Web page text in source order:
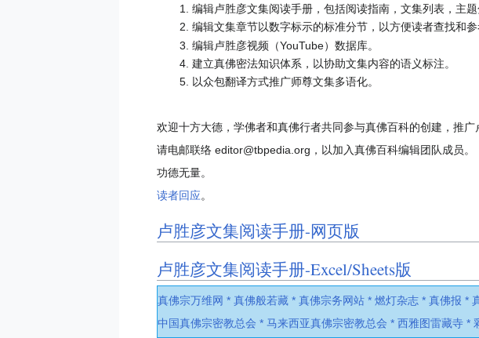
编辑卢胜彦文集阅读手册，包括阅读指南，文集列表，主题
编辑文集章节以数字标示的标准分节，以方便读者查找和参
编辑卢胜彦视频（YouTube）数据库。
建立真佛密法知识体系，以协助文集内容的语义标注。
以众包翻译方式推广师尊文集多语化。
欢迎十方大德，学佛者和真佛行者共同参与真佛百科的创建，推广
请电邮联络 editor@tbpedia.org，以加入真佛百科编辑团队成员。
功德无量。
读者回应。
卢胜彦文集阅读手册-网页版
卢胜彦文集阅读手册-Excel/Sheets版
真佛宗万维网 * 真佛般若藏 * 真佛宗务网站 * 燃灯杂志 * 真佛报 *
中国真佛宗密教总会 * 马来西亚真佛宗密教总会 * 西雅图雷藏寺 *